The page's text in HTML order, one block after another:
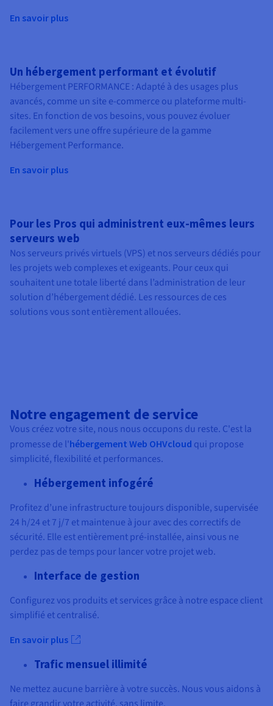
En savoir plus
Un hébergement performant et évolutif
Hébergement PERFORMANCE : Adapté à des usages plus
avancés, comme un site e-commerce ou plateforme multi-
sites. En fonction de vos besoins, vous pouvez évoluer
facilement vers une offre supérieure de la gamme
Hébergement Performance.
En savoir plus
Pour les Pros qui administrent eux-mêmes leurs
serveurs web
Nos serveurs privés virtuels (VPS) et nos serveurs dédiés pour
les projets web complexes et exigeants. Pour ceux qui
souhaitent une totale liberté dans l’administration de leur
solution d’hébergement dédié. Les ressources de ces
solutions vous sont entièrement allouées.
Notre engagement de service
Vous créez votre site, nous nous occupons du reste. C'est la
promesse de l'hébergement Web OHVcloud qui propose
simplicité, flexibilité et performances.
Hébergement infogéré
Profitez d’une infrastructure toujours disponible, supervisée
24 h/24 et 7 j/7 et maintenue à jour avec des correctifs de
sécurité. Elle est entièrement pré-installée, ainsi vous ne
perdez pas de temps pour lancer votre projet web.
Interface de gestion
Configurez vos produits et services grâce à notre espace client
simplifié et centralisé.
En savoir plus
Trafic mensuel illimité
Ne mettez aucune barrière à votre succès. Nous vous aidons à